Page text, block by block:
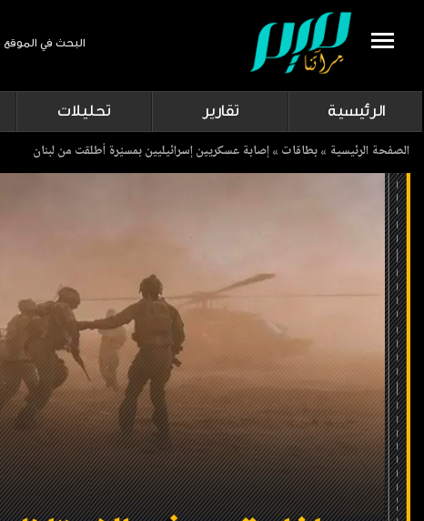
البحث في الموقع
الرئيسية تقارير تحليلات
Breadcrumb
الصفحة الرئيسية بطاقات إصابة عسكريين إسرائيليين بمسيّرة أطلقت من لبنان